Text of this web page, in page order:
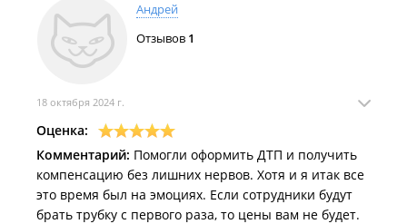
Андрей
Отзывов 1
18 октября 2024 г.
Оценка:
Комментарий: Помогли оформить ДТП и получить
компенсацию без лишних нервов. Хотя и я итак все
это время был на эмоциях. Если сотрудники будут
брать трубку с первого раза, то цены вам не будет.